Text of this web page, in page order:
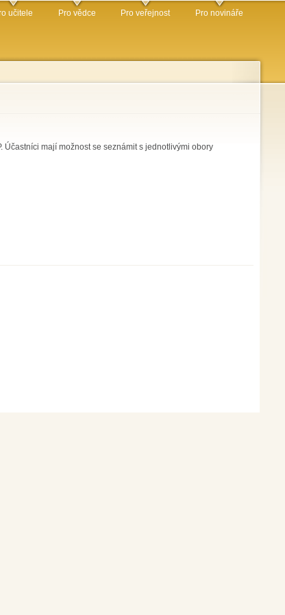
učitele Pro vědce Pro veřejnost Pro novináře
mají možnost se seznámit s jednotlivými obory